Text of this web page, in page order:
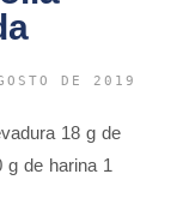
DE 2019
18 g de
g de harina 1